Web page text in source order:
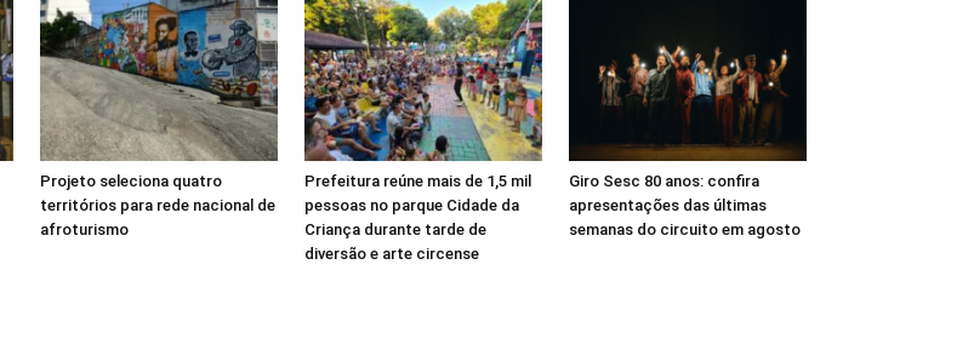
Projeto seleciona quatro
territórios para rede nacional de
afroturismo
Prefeitura reúne mais de 1,5 mil
pessoas no parque Cidade da
Criança durante tarde de
diversão e arte circense
Giro Sesc 80 anos: confira
apresentações das últimas
semanas do circuito em agosto